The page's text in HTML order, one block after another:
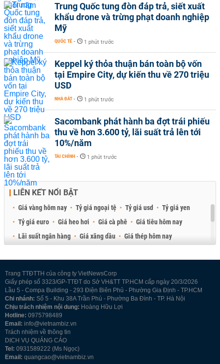
Trung Quốc tung đòn đáp trả, siết xuất
khẩu drone và trừng phạt doanh nghiệp
Mỹ
QUỐC TẾ - 1 phút trước
Keppel ký thỏa thuận bán toàn bộ vốn
tại Empire City, dự kiến thu về 270 triệu
USD
NHÀ ĐẤT - 1 phút trước
Sacombank phát hành ba đợt trái phiếu
thu về hơn 3.600 tỷ, lãi suất trả lên tới
10%/năm
TÀI CHÍNH - 1 phút trước
LIÊN KẾT NỔI BẬT
Giá vàng hôm nay Tỷ giá ngoại tệ Tỷ giá usd
Tỷ giá yen
Tỷ giá euro
Giá heo hơi Giá cà phê
Giá tiêu hôm nay
Lãi suất ngân hàng
Giá xăng dầu
Giá thép hôm nay
Trang TTĐTTH của công ty VietNewsCorp
Giấy phép số 3323/GP-TTĐT do Sở VH&TT TP.HCM cấp ngày 20/3/2026
Lầu 5 - Compa Building - 293 Điện Biên Phủ - Phường Gia Định - TP.HCM
Chi nhánh: Số 5 - Khu 38A Trần Phú - Phường Ba Đình - TP. Hà Nội
Chịu trách nhiệm nội dung: Hoàng Hữu Lợi
Hotline: 0975798489
Email: info@vietnambiz.vn
Trách nhiệm về thông tin
DỊCH VỤ QUẢNG CÁO
Tel: 0931589222 (Ms Ngọc)
Email: quangcao@vietnambiz.vn